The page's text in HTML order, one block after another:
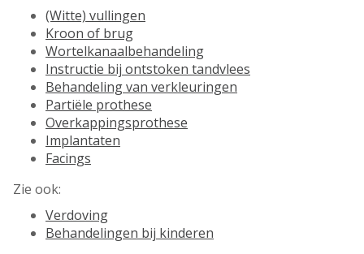
(Witte) vullingen
Kroon of brug
Wortelkanaalbehandeling
Instructie bij ontstoken tandvlees
Behandeling van verkleuringen
Partiële prothese
Overkappingsprothese
Implantaten
Facings
Zie ook:
Verdoving
Behandelingen bij kinderen